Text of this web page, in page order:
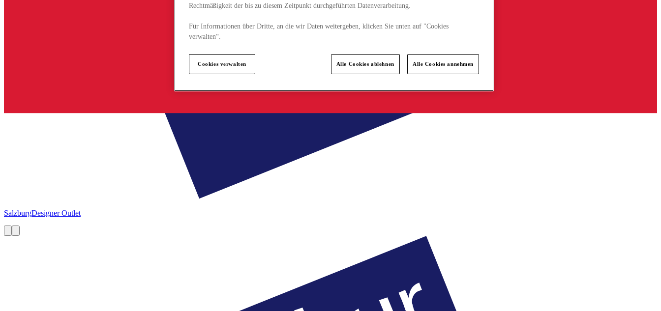
SalzburgDesigner Outlet
Rechtmäßigkeit der bis zu diesem Zeitpunkt durchgeführten Datenverarbeitung.
Für Informationen über Dritte, an die wir Daten weitergeben, klicken Sie unten auf "Cookies
verwalten“.
Cookies verwalten Alle Cookies ablehnen Alle Cookies annehmen